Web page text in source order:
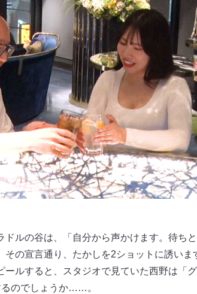
ルの谷は、「自分から声かけます。待ち
の宣言通り、たかしを2ショットに誘いま
ルすると、スタジオで見ていた西野は「
るのでしょうか……。